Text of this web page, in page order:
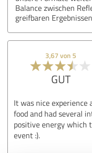
Balance zwischen
greifbaren
3,67 von 5
GUT
It was nice
food and had several
positive energy which
event :).